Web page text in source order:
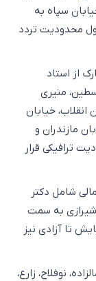
سپاه به
محدودیت تردد
از استاد
۱۲ فروردین، فلسطین، منیری
انقلاب، خیابان
مازندران و
ترافیکی قرار
شامل دکتر
شیرازی به سمت
تا آزادی نیز
نوفلاح، زارع،